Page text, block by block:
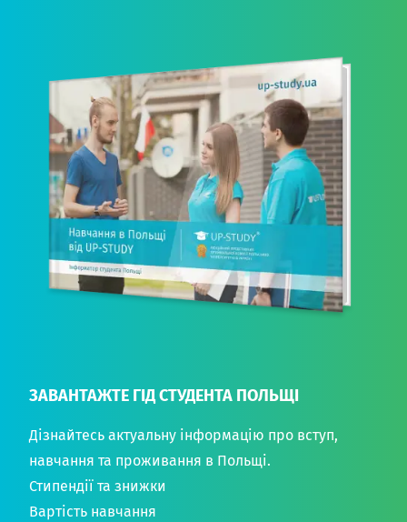
ЗАВАНТАЖТЕ ГІД СТУДЕНТА ПОЛЬЩІ
Дізнайтесь актуальну інформацію про вступ,
навчання та проживання в Польщі.
Стипендії та знижки
Вартість навчання